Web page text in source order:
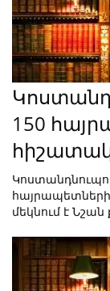
150
մեկնում է